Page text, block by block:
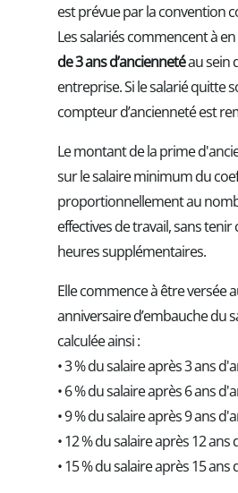
est prévue par la convention
Les salariés commencent à
de 3 ans d’anciennetéau sein
entreprise. Si le salarié quitte
compteur d’ancienneté est
Le montant de la prime
sur le salaire minimum du
proportionnellement au
effectives de travail, sans
heures supplémentaires.
Elle commence à être versée
anniversaire d’embauche du
calculée ainsi :
• 3 % du salaire après 3 ans
• 6 % du salaire après 6 ans
• 9 % du salaire après 9 ans
• 12 % du salaire après 12 ans
• 15 % du salaire après 15